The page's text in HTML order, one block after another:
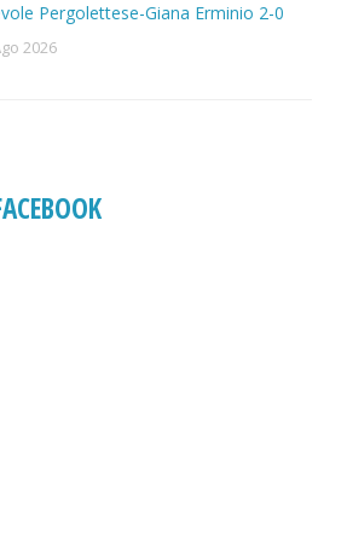
Pergolettese-Giana Erminio 2-0
2026